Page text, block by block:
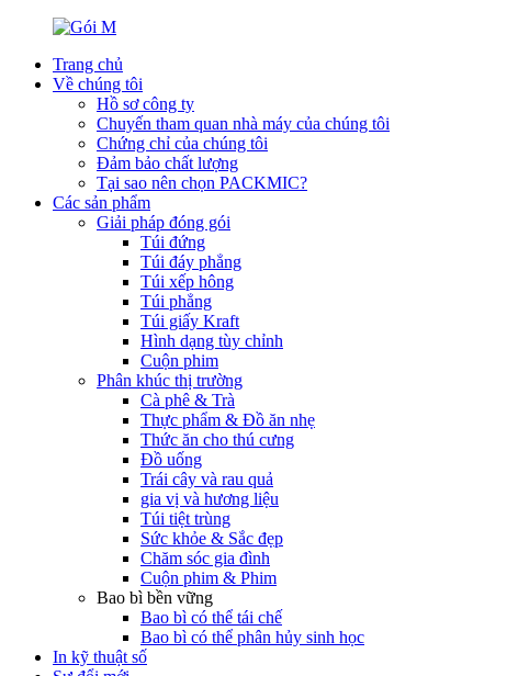
Trang chủ
Về chúng tôi
Hồ sơ công ty
Chuyến tham quan nhà máy của chúng tôi
Chứng chỉ của chúng tôi
Đảm bảo chất lượng
Tại sao nên chọn PACKMIC?
Các sản phẩm
Giải pháp đóng gói
Túi đứng
Túi đáy phẳng
Túi xếp hông
Túi phẳng
Túi giấy Kraft
Hình dạng tùy chỉnh
Cuộn phim
Phân khúc thị trường
Cà phê & Trà
Thực phẩm & Đồ ăn nhẹ
Thức ăn cho thú cưng
Đồ uống
Trái cây và rau quả
gia vị và hương liệu
Túi tiệt trùng
Sức khỏe & Sắc đẹp
Chăm sóc gia đình
Cuộn phim & Phim
Bao bì bền vững
Bao bì có thể tái chế
Bao bì có thể phân hủy sinh học
In kỹ thuật số